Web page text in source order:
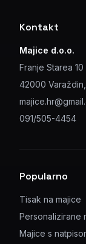
Kontakt
Majice d.o.o.
Franje Starea 10
42000 Varaždin,
091/505-4454
Popularno
Tisak na majice
Personalizirane
Majice s